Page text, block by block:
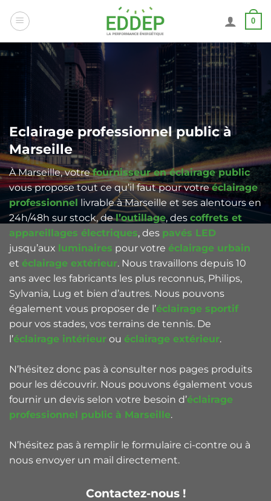
au
0
Eclairage professionnel public à
Marseille
À Marseille, votrefournisseur en éclairage public
vous propose tout ce qu’il faut pour votreéclairage
professionnel livrable à Marseille et ses alentours en
24h/48h sur stock, del’outillage, des coffrets et
appareillages électriques, des pavés LED
jusqu’aux luminaires pour votre éclairage urbain
et éclairage extérieur. Nous travaillons depuis 10
ans avec les fabricants les plus reconnus, Philips,
Sylvania, Lug et bien d’autres. Nous pouvons
également vous proposer de l’éclairage sportif
pour vos stades, vos terrains de tennis. De
l’éclairage intérieur ou éclairage extérieur.
N’hésitez donc pas à consulter nos pages produits
pour les découvrir. Nous pouvons également vous
fournir un devis selon votre besoin d’éclairage
professionnel public à Marseille.
N’hésitez pas à remplir le formulaire ci-contre ou à
nous envoyer un mail directement.
Contactez-nous !